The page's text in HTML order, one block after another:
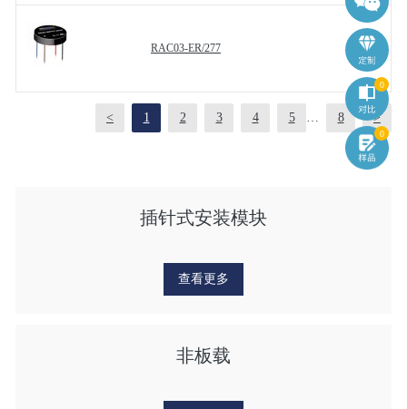
0
0
RAC03-ER/277
< 1 2 3 4 5 … 8 >
插针式安装模块
查看更多
非板载